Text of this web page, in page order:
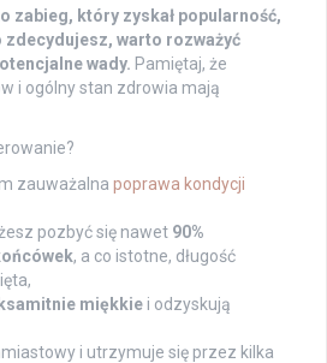
zabieg, który zyskał popularność,
zdecydujesz, warto rozważyć
wady. Pamiętaj, że
i ogólny stan zdrowia mają
zauważalna poprawa kondycji
pozbyć się nawet 90%
, a co istotne, długość
miękkie i odzyskują
i utrzymuje się przez kilka